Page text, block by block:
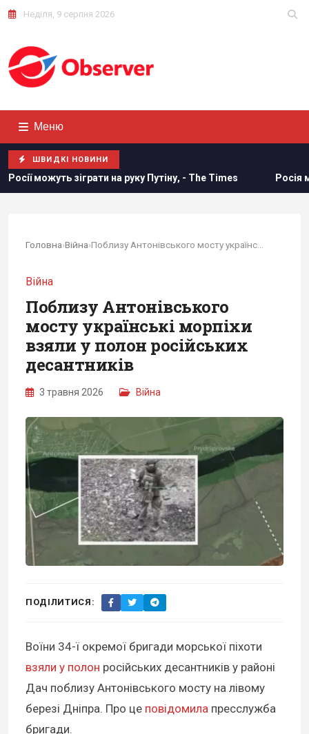
Неділя, 9 серпня 2026
Меню
ШВИДКІ НОВИНИ
зіграти на руку Путіну, - The Times Росія може
Головна›Війна›
Війна
Поблизу Антонівського
мосту українські морпіхи
взяли у полон російських
десантників
3 травня 2026 Війна
ПОДІЛИТИСЯ:
Воїни 34-ї окремої бригади морської піхоти
взяли у полон російських десантників у районі
Дач поблизу Антонівського мосту на лівому
березі Дніпра. Про це повідомила пресслужба
бригади.